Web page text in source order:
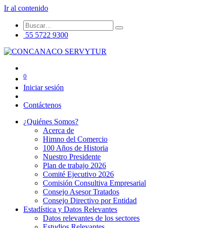
Ir al contenido
55 5722 9300
0
Iniciar sesión
Contáctenos
¿Quiénes Somos?
Acerca de
Himno del Comercio
100 Años de Historia
Nuestro Presidente
Plan de trabajo 2026
Comité Ejecutivo 2026
Comisión Consultiva Empresarial
Consejo Asesor Tratados
Consejo Directivo por Entidad
Estadística y Datos Relevantes
Datos relevantes de los sectores